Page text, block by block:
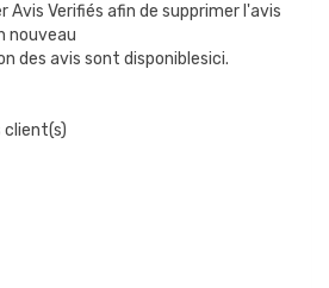
UNE CARTOUCHE ?
détecter une résistance en fin de vie
sentir
Verifiés afin de supprimer l'avis
nouveau
des avis sont disponiblesici.
client(s)